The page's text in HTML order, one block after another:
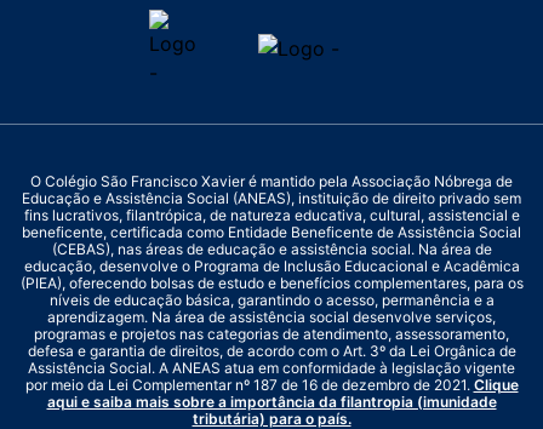
O Colégio São Francisco Xavier é mantido pela Associação Nóbrega de
Educação e Assistência Social (ANEAS), instituição de direito privado sem
fins lucrativos, filantrópica, de natureza educativa, cultural, assistencial e
beneficente, certificada como Entidade Beneficente de Assistência Social
(CEBAS), nas áreas de educação e assistência social. Na área de
educação, desenvolve o Programa de Inclusão Educacional e Acadêmica
(PIEA), oferecendo bolsas de estudo e benefícios complementares, para os
níveis de educação básica, garantindo o acesso, permanência e a
aprendizagem. Na área de assistência social desenvolve serviços,
programas e projetos nas categorias de atendimento, assessoramento,
defesa e garantia de direitos, de acordo com o Art. 3º da Lei Orgânica de
Assistência Social. A ANEAS atua em conformidade à legislação vigente
por meio da Lei Complementar nº 187 de 16 de dezembro de 2021. Clique
aqui e saiba mais sobre a importância da filantropia (imunidade
tributária) para o país.